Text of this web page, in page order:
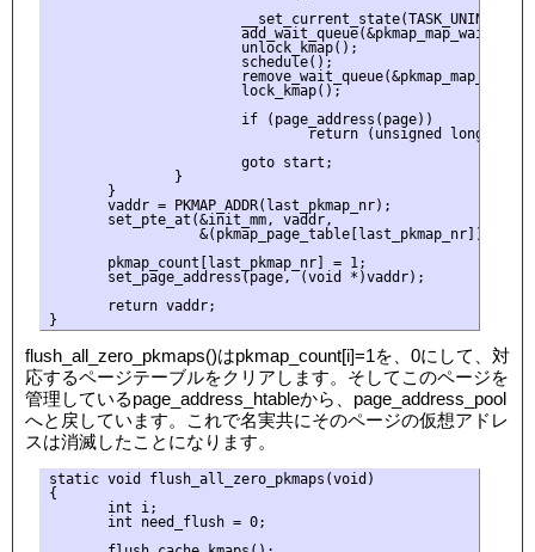
add_wait_queue(&pkmap_map_wait,
                       unlock_kmap();
                       schedule();
remove_wait_queue(&pkmap_map_wait,
                       lock_kmap();
                       if (page_address(page))
return (unsigned
                       goto start;
               }
       }
       vaddr = PKMAP_ADDR(last_pkmap_nr);
       set_pte_at(&init_mm, vaddr,
&(pkmap_page_table[last_pkmap_nr]),
       pkmap_count[last_pkmap_nr] = 1;
       set_page_address(page, (void *)vaddr);
       return vaddr;
flush_all_zero_pkmaps()はpkmap_count[i]=1を、0にして、対
応するページテーブルをクリアします。そしてこのページを
管理しているpage_address_htableから、page_address_pool
へと戻しています。これで名実共にそのページの仮想アドレ
スは消滅したことになります。
static void flush_all_zero_pkmaps(void)
{
       int i;
       int need_flush = 0;